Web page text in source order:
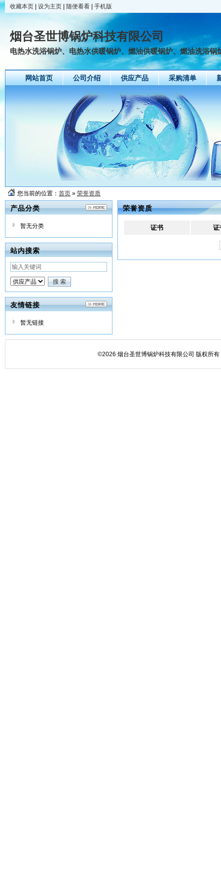
收藏本页 设为主页 随便看看 手机版
烟台圣世博锅炉科技有限公司
电热水洗浴锅炉、电热水供暖锅炉、燃油供暖锅炉、燃油洗浴锅
网站首页 公司介绍 供应产品 采购清单
您当前的位置： 首页 » 荣誉资质
产品分类
暂无分类
站内搜索
友情链接
暂无链接
荣誉资质
证书 证
©2026 烟台圣世博锅炉科技有限公司 版权所